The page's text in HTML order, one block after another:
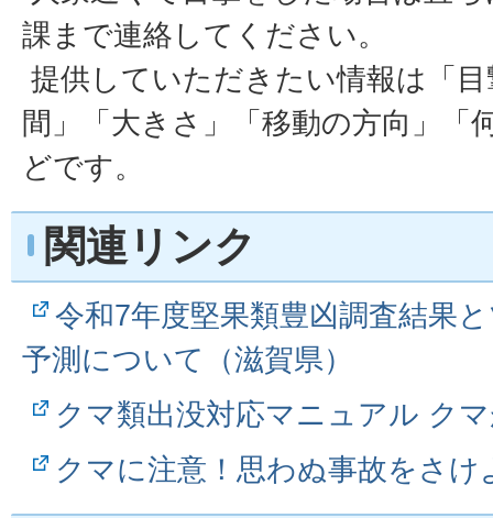
課まで連絡してください。
提供していただきたい情報は「
間」「大きさ」「移動の方向」「
どです。
関連リンク
令和7年度堅果類豊凶調査結果
予測について（滋賀県）
クマ類出没対応マニュアル ク
クマに注意！思わぬ事故をさけ